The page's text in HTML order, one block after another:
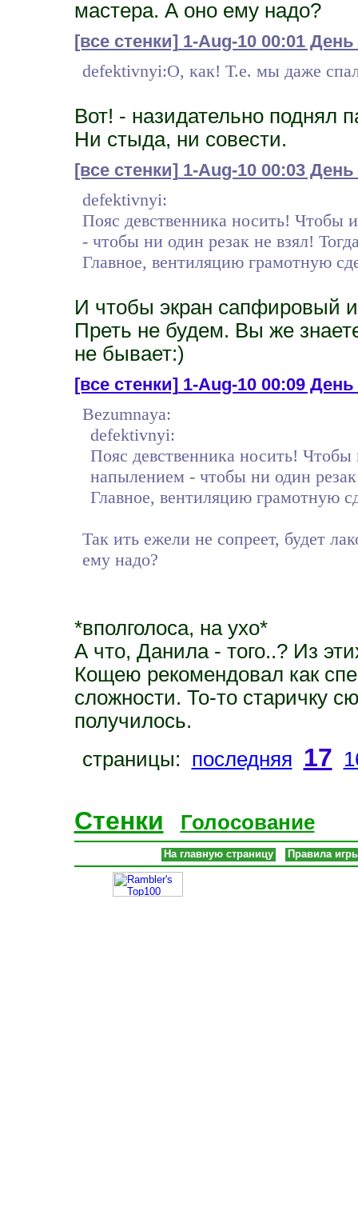
мастера. А оно ему надо?
[все стенки] 1-Aug-10 00:01
defektivnyi:О, как! Т.е. мы даже
Вот! - назидательно поднял
Ни стыда, ни совести.
[все стенки] 1-Aug-10 00:03
defektivnyi:
Пояс девственника носить! Чтобы
- чтобы ни один резак не взял!
Главное, вентиляцию грамотную
И чтобы экран сапфировый
Преть не будем. Вы же
не бывает:)
[все стенки]1-Aug-10 00:09
Bezumnaya:
defektivnyi:
Пояс девственника носить!
напылением - чтобы ни один
Главное, вентиляцию грамотную
Так ить ежели не сопреет, будет
ему надо?
*вполголоса, на ухо*
А что, Данила - того..? Из
Кощею рекомендовал как
сложности. То-то старичку
получилось.
страницы: последняя 17
Стенки Голосование
На главную страницу Правила